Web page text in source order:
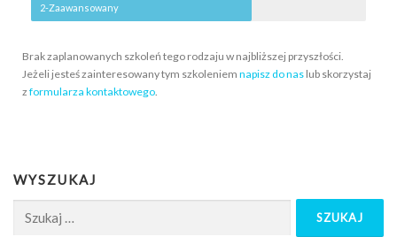
2-Zaawansowany
Brak zaplanowanych szkoleń tego rodzaju w najbliższej przyszłości.
Jeżeli jesteś zainteresowany tym szkoleniem napisz do nas lub skorzystaj
z formularza kontaktowego
WYSZUKAJ